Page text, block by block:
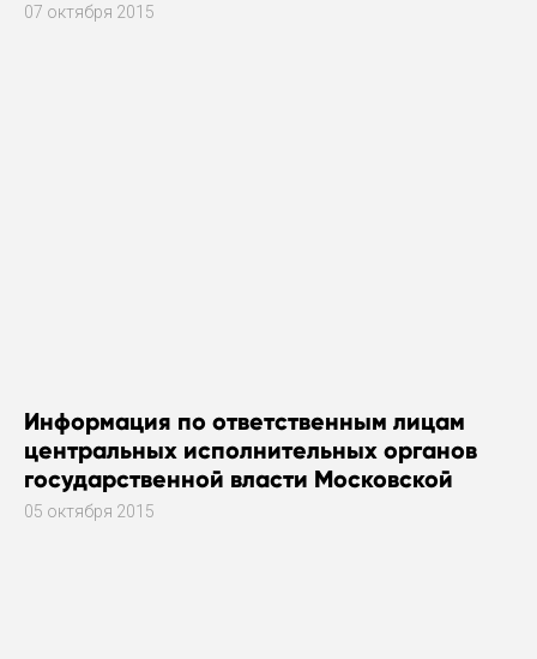
07 октября 2015
Информация по ответственным лицам
центральных исполнительных органов
государственной власти Московской
области за работу в общественных
05 октября 2015